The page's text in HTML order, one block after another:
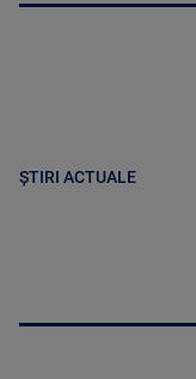
ȘTIRI ACTUALE